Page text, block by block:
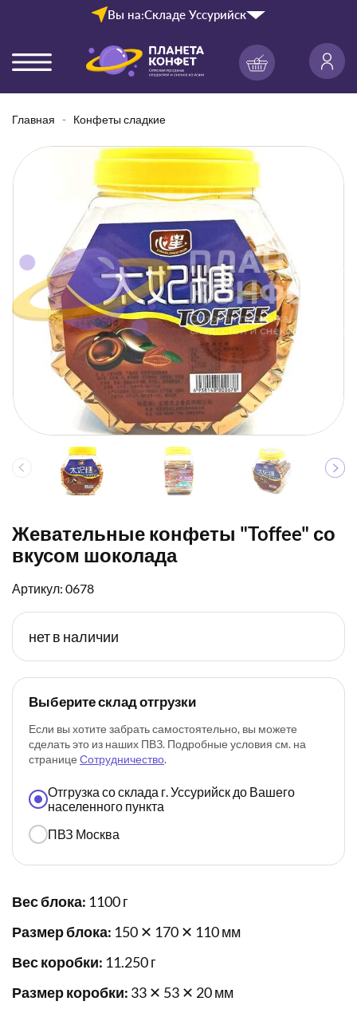
Вы на:Складе Уссурийск
Главная Конфеты сладкие
Жевательные конфеты "Toffee" со
вкусом шоколада
Артикул: 0678
нет в наличии
Выберите склад отгрузки
Если вы хотите забрать самостоятельно, вы можете
сделать это из наших ПВЗ. Подробные условия см. на
странице Сотрудничество.
Отгрузка со склада г. Уссурийск до Вашего
населенного пункта
ПВЗ Москва
Вес блока: 1100 г
Размер блока: 150 ✕ 170 ✕ 110 мм
Вес коробки: 11.250 г
Размер коробки: 33 ✕ 53 ✕ 20 мм